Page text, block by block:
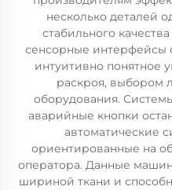
несколько деталей
стабильного
сенсорные интерфейсы
интуитивно понятное
раскроя, выбором
оборудования.
аварийные кнопки
автоматические
ориентированные на
оператора. Данные
шириной ткани и